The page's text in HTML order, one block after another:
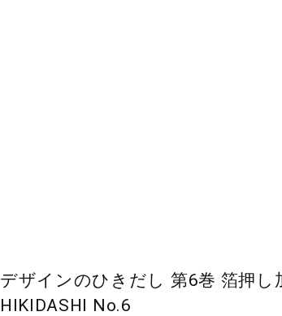
デザインのひきだし 第6巻 箔押し
HIKIDASHI No.6